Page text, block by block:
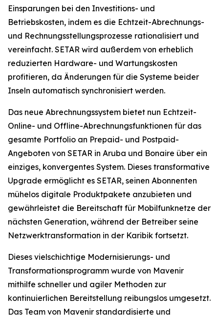
Einsparungen bei den Investitions- und
Betriebskosten, indem es die Echtzeit-Abrechnungs-
und Rechnungsstellungsprozesse rationalisiert und
vereinfacht. SETAR wird außerdem von erheblich
reduzierten Hardware- und Wartungskosten
profitieren, da Änderungen für die Systeme beider
Inseln automatisch synchronisiert werden.
Das neue Abrechnungssystem bietet nun Echtzeit-
Online- und Offline-Abrechnungsfunktionen für das
gesamte Portfolio an Prepaid- und Postpaid-
Angeboten von SETAR in Aruba und Bonaire über ein
einziges, konvergentes System. Dieses transformative
Upgrade ermöglicht es SETAR, seinen Abonnenten
mühelos digitale Produktpakete anzubieten und
gewährleistet die Bereitschaft für Mobilfunknetze der
nächsten Generation, während der Betreiber seine
Netzwerktransformation in der Karibik fortsetzt.
Dieses vielschichtige Modernisierungs- und
Transformationsprogramm wurde von Mavenir
mithilfe schneller und agiler Methoden zur
kontinuierlichen Bereitstellung reibungslos umgesetzt.
Das Team von Mavenir standardisierte und